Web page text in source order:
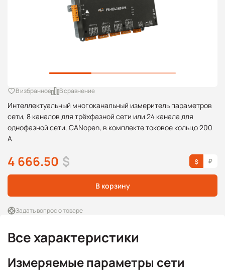
Интеллектуальный многоканальный измеритель параметров
сети, 8 каналов для трёхфазной сети или 24 канала для
однофазной сети, CANopen, в комплекте токовое кольцо 200
А
В избранное В сравнение
4 666.50 $
В корзину
Задать вопрос о товаре
Все характеристики
Измеряемые параметры сети